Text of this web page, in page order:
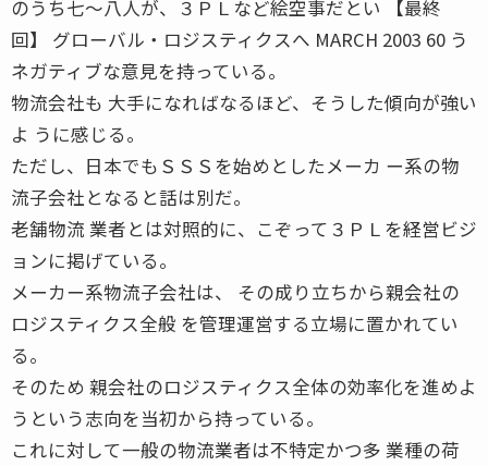
のうち七〜八人が、３ＰＬなど絵空事だとい 【最終
回】 グローバル・ロジスティクスへ MARCH 2003 60 う
ネガティブな意見を持っている。
物流会社も 大手になればなるほど、そうした傾向が強い
よ うに感じる。
ただし、日本でもＳＳＳを始めとしたメーカ ー系の物
流子会社となると話は別だ。
老舗物流 業者とは対照的に、こぞって３ＰＬを経営ビジ
ョンに掲げている。
メーカー系物流子会社は、 その成り立ちから親会社の
ロジスティクス全般 を管理運営する立場に置かれてい
る。
そのため 親会社のロジスティクス全体の効率化を進めよ
うという志向を当初から持っている。
これに対して一般の物流業者は不特定かつ多 業種の荷